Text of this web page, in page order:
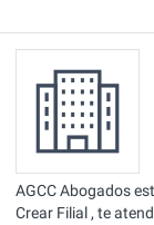
AGCC Abogados
Crear Filial , te